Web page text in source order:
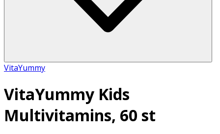
VitaYummy
VitaYummy Kids
Multivitamins, 60 st